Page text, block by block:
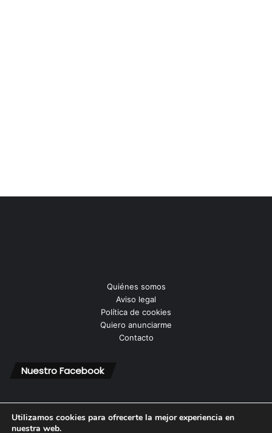
Quiénes somos
Aviso legal
Política de cookies
Quiero anunciarme
Contacto
Nuestro Facebook
Utilizamos cookies para ofrecerte la mejor experiencia en
nuestra web.